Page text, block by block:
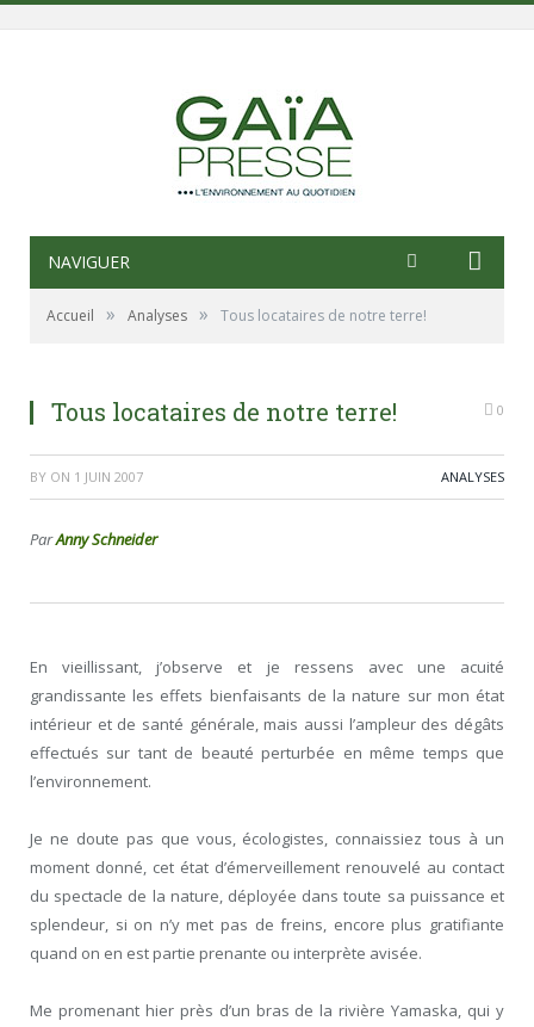
NAVIGUER
Accueil » Analyses » Tous locataires de notre terre!
Tous locataires de notre terre! 0
BY ON 1 JUIN 2007 ANALYSES
ParAnny Schneider
En vieillissant, j’observe et je ressens avec une acuité
grandissante les effets bienfaisants de la nature sur mon état
intérieur et de santé générale, mais aussi l’ampleur des dégâts
effectués sur tant de beauté perturbée en même temps que
l’environnement.
Je ne doute pas que vous, écologistes, connaissiez tous à un
moment donné, cet état d’émerveillement renouvelé au contact
du spectacle de la nature, déployée dans toute sa puissance et
splendeur, si on n’y met pas de freins, encore plus gratifiante
quand on en est partie prenante ou interprète avisée.
Me promenant hier près d’un bras de la rivière Yamaska, qui y